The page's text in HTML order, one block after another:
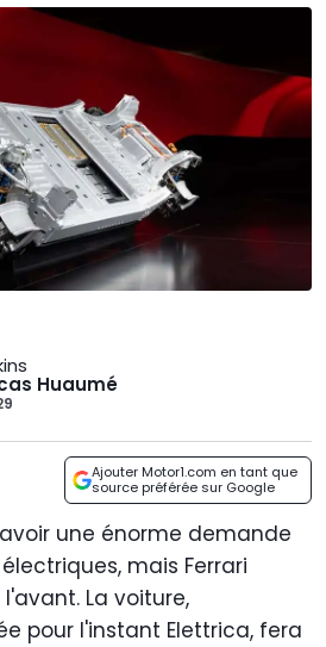
Huaumé
Ajouter Motor1.com en tant que
source préférée sur Google
une énorme demande
mais Ferrari
La voiture,
pour l'instant Elettrica, fera